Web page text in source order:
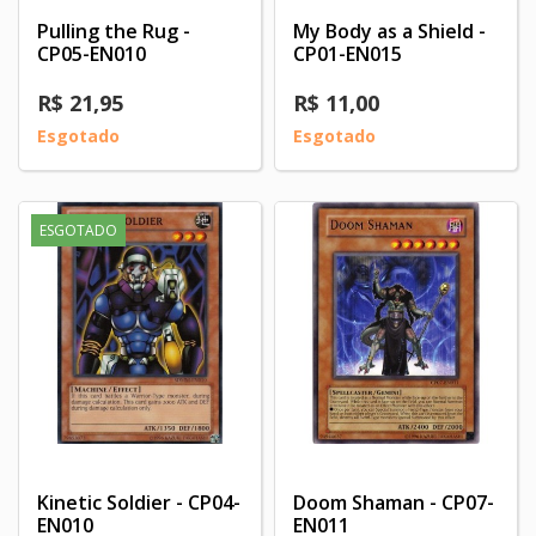
Pulling the Rug -
CP05-EN010
R$ 21,95
Esgotado
My Body as a Shield -
CP01-EN015
R$ 11,00
Esgotado
ESGOTADO
Kinetic Soldier - CP04-
EN010
Doom Shaman - CP07-
EN011